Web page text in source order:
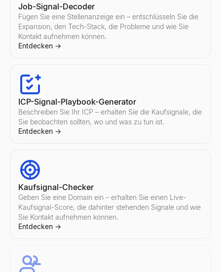
Instagram Influencer vergleichen
Vergleichen Sie zwei beliebige Instagram-Influencer
Entdecken
→
Twitter/X Influencer vergleichen
Vergleichen Sie zwei beliebige Twitter/X-Influencer
Entdecken
→
KI-E-Mail-Outreach-Engine
Lessie AI Laden Sie Ihre E-Mail-Kampagnen auf. Erstellen,
Entdecken
→
E-Mail-Adressenliste
Finden Sie verifizierte E-Mail-Adressen von Mitarbeitern in
Entdecken→
E-Mail-Outreach
Starten Sie automatisierte E-Mail-Outreach-Kampagnen mit
Entdecken
E-Mail-Betreffzeilen-Tester
Job-Signal-Decoder
Fügen Sie eine Stellenanzeige ein – entschlüsseln Sie die
Expansion, den Tech-Stack, die Probleme und wie Sie
Kontakt aufnehmen können.
Entdecken →
ICP-Signal-Playbook-Generator
Beschreiben Sie Ihr ICP – erhalten Sie die Kaufsignale, die
Sie beobachten sollten, wo und was zu tun ist.
Entdecken →
Kaufsignal-Checker
Geben Sie eine Domain ein – erhalten Sie einen Live-
Kaufsignal-Score, die dahinter stehenden Signale und wie
Sie Kontakt aufnehmen können.
Entdecken →